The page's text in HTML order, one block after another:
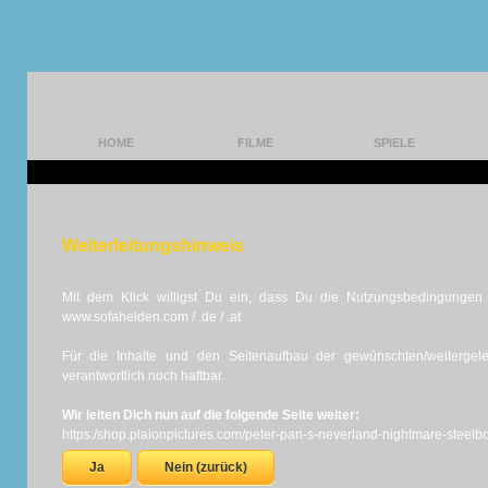
HOME FILME SPIELE
Weiterleitungshinweis
Mit dem Klick willigst Du ein, dass Du die
www.sofahelden.com / .de / .at
Für die Inhalte und den Seitenaufbau der gewünschten/
verantwortlich noch haftbar.
Wir leiten Dich nun auf die folgende Seite weiter:
https:/shop.plaionpictures.com/peter-pan-s-neverland-nightmare-
Ja Nein (zurück)